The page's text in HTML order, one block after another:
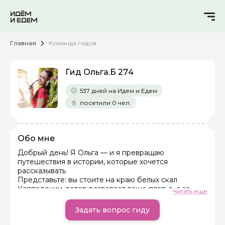
Главная Команда гидов
Гид Ольга.Б 274
537 дней на Идем и Едем
посетили 0 чел.
Обо мне
Добрый день! Я Ольга — и я превращаю
путешествия в истории, которые хочется
рассказывать
Представьте: вы стоите на краю белых скал
Каппадокии, ветер развевает ваше платье, а за
спиной — марсианские пейзажи. Щелчок затвора
— и этот момент остается с вами навсегда.
Читать еще
Задать вопрос гиду
Задайте свой вопрос гиду
Как вас зовут
Ваша электронная почта